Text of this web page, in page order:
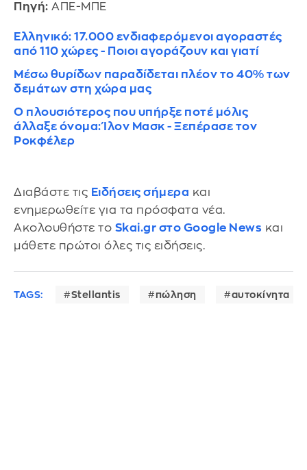
Πηγή: ΑΠΕ-ΜΠΕ
Ελληνικό: 17.000 ενδιαφερόμενοι αγοραστές
από 110 χώρες - Ποιοι αγοράζουν και γιατί
Μέσω θυρίδων παραδίδεται πλέον το 40% των
δεμάτων στη χώρα μας
Ο πλουσιότερος που υπήρξε ποτέ μόλις
άλλαξε όνομα: Ίλον Μασκ - Ξεπέρασε τον
Ροκφέλερ
Διαβάστε τις Ειδήσεις σήμερα και
ενημερωθείτε για τα πρόσφατα νέα.
Ακολουθήστε το Skai.gr στο Google News και
μάθετε πρώτοι όλες τις ειδήσεις.
TAGS: Stellantis πώληση αυτοκίνητα